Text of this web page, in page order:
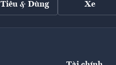
Tiêu & Dùng Xe